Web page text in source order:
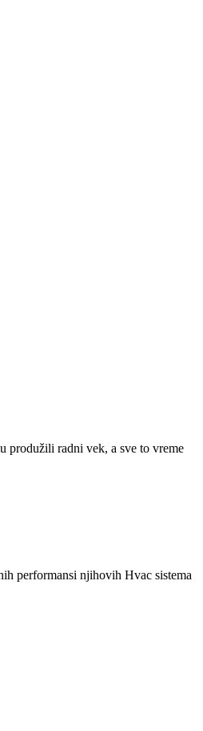
produžili radni vek, a sve to vreme
performansi njihovih Hvac sistema